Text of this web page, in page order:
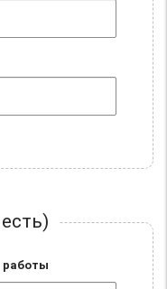
работы